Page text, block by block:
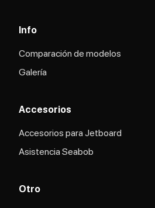
Info
Comparación de modelos
Galería
Accesorios
Accesorios para Jetboard
Asistencia Seabob
Otro